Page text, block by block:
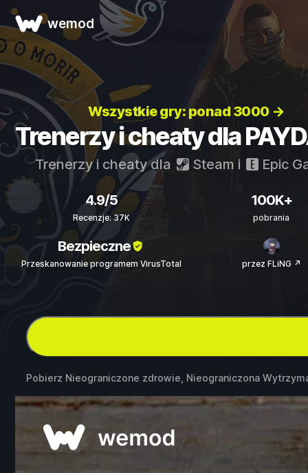
wemod
Wszystkie gry: ponad 3000 →
Trenerzy i cheaty dla
Trenerzy i cheaty dla Steam i Epic
4.9/5
Recenzje: 37K
100K+
pobrania
Bezpieczne
Przeskanowanie programem VirusTotal przez FLiNG ↗
Pobierz Nieograniczone zdrowie, Nieograniczona